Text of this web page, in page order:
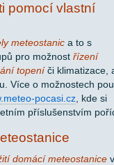
pomocí vlastní
meteostanic a to s
pro možnost řízení
topeníči klimatizace,
Více o možnostech
pocasi.cz , kde si
příslušenstvím
domácí meteostanice